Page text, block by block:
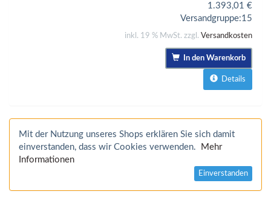
1.393,01 €
Versandgruppe:15
inkl. 19 % MwSt. zzgl. Versandkosten
In den Warenkorb
Details
Mit der Nutzung unseres Shops erklären Sie sich damit
einverstanden, dass wir Cookies verwenden.
Mehr
Informationen
Einverstanden